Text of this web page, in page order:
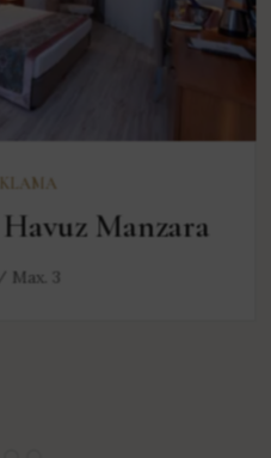
Manzara
Max. 3